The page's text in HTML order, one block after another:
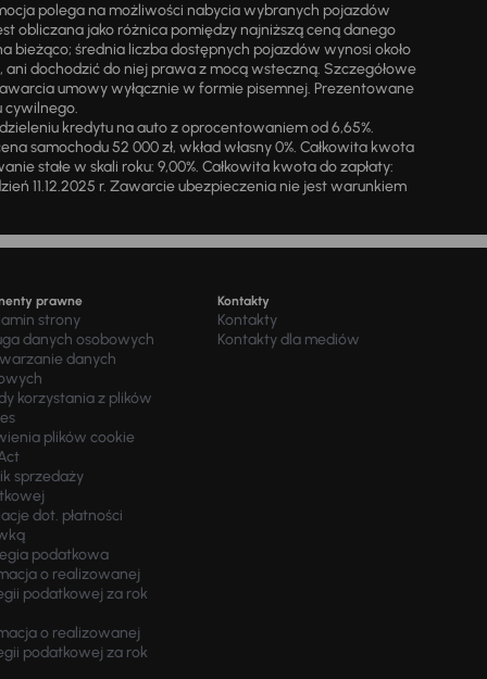
polega na możliwości nabycia wybranych pojazdów
obliczana jako różnica pomiędzy najniższą ceną danego
bieżąco; średnia liczba dostępnych pojazdów wynosi około
dochodzić do niej prawa z mocą wsteczną. Szczegółowe
umowy wyłącznie w formie pisemnej. Prezentowane
cywilnego.
kredytu na auto z oprocentowaniem od 6,65%.
samochodu 52 000 zł, wkład własny 0%. Całkowita kwota
stałe w skali roku: 9,00%. Całkowita kwota do zapłaty:
11.12.2025 r. Zawarcie ubezpieczenia nie jest warunkiem
prawne
strony
danych osobowych
danych
korzystania z plików
plików cookie
sprzedaży
dot. płatności
podatkowa
o realizowanej
podatkowej za rok
o realizowanej
podatkowej za rok
Kontakty
Kontakty
Kontakty dla mediów